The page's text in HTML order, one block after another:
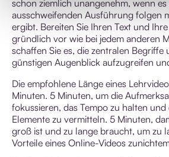
schon ziemlich unangenehm, wenn es
ausschweifenden Ausführung folgen
ergibt. Bereiten Sie Ihren Text und
gründlich vor wie bei jedem anderen
schaffen Sie es, die zentralen Begriffe
günstigen Augenblick aufzugreifen
Die empfohlene Länge eines
Minuten. 5 Minuten, um die
fokussieren, das Tempo zu halten
Elemente zu vermitteln. 5 Minuten,
groß ist und zu lange braucht, um zu
Vorteile eines Online-Videos